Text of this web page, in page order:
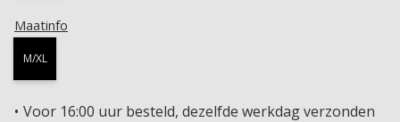
Maatinfo
M/XL
Voor 16:00 uur besteld, dezelfde werkdag verzonden